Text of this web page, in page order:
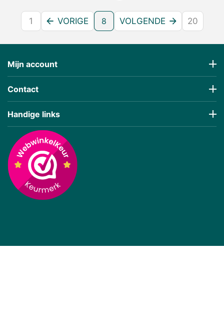
1 VORIGE 8 VOLGENDE 20
Mijn account
Contact
Handige links